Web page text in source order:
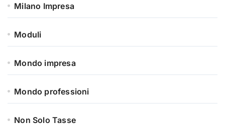
Milano Impresa
Moduli
Mondo impresa
Mondo professioni
Non Solo Tasse